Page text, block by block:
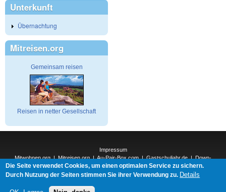
Unterkunft
Übernachtung
Mitreisen.org
Gemeinsam reisen
Reisen in netter Gesellschaft
Impressum
Mitwohnen.org|Mitreisen.org|Au-Pair-Box.com|Gastschuljahr.de|Down-
Under.org |Elderpair.com|
Interconnections-Verlag.de|Natur-und-Umwelt.org|ReiseTops.com|
Die Seite verwendet Cookies, um einen optimalen Service zu sichern.
Durch Nutzung der Seiten stimmen Sie ihrer Verwendung zu. Details